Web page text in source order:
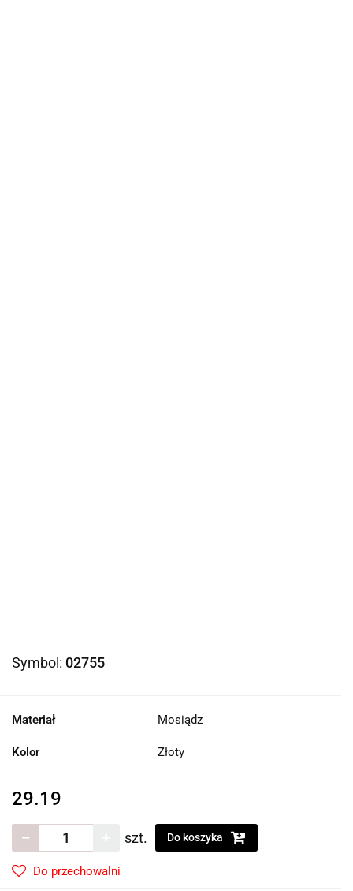
Symbol: 02755
Materiał Mosiądz
Kolor Złoty
29.19
szt. Do koszyka
Do przechowalni